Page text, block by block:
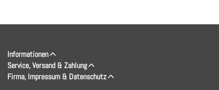
Informationen
Service, Versand & Zahlung
Firma, Impressum & Datenschutz